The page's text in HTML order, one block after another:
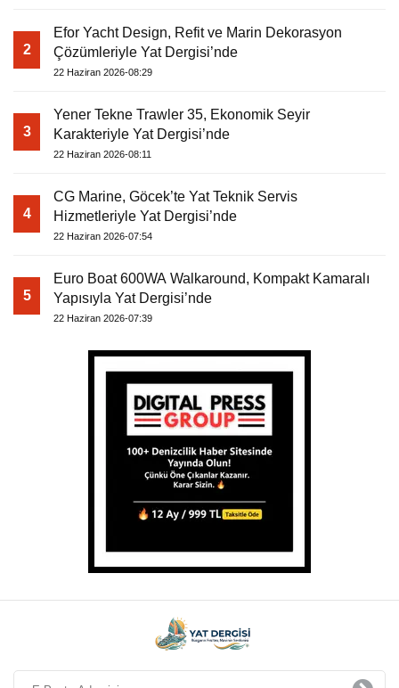
2
Efor Yacht Design, Refit ve Marin Dekorasyon
Çözümleriyle Yat Dergisi’nde
22 Haziran 2026-08:29
3
Yener Tekne Trawler 35, Ekonomik Seyir
Karakteriyle Yat Dergisi’nde
22 Haziran 2026-08:11
4
CG Marine, Göcek’te Yat Teknik Servis
Hizmetleriyle Yat Dergisi’nde
22 Haziran 2026-07:54
5
Euro Boat 600WA Walkaround, Kompakt Kamaralı
Yapısıyla Yat Dergisi’nde
22 Haziran 2026-07:39